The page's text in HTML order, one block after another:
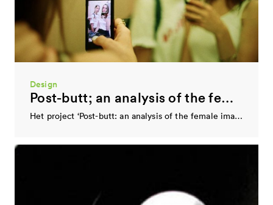
Urban Hiphop
Dynamo HipHopLab 040
HipHopLab040 is een onderdeel van Dynamo Jeugdwerk en is een ontwikkelingsplatform voor urban talenten. De…
Design
Post-butt; an analysis of the female image in today's mediated society
Het project ‘Post-butt: an analysis of the female image in today’s mediated society’ bestaat uit…